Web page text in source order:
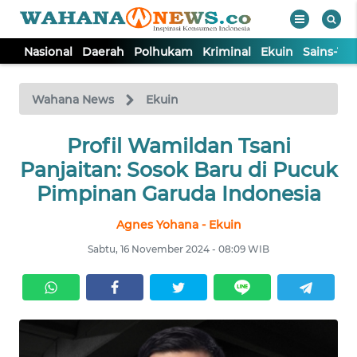
Nasional Daerah Polhukam Kriminal Ekuin Sains-
Wahana News Ekuin
Profil Wamildan Tsani
Panjaitan: Sosok Baru di Pucuk
Pimpinan Garuda Indonesia
Agnes Yohana - Ekuin
Sabtu, 16 November 2024 - 08:09 WIB
TV
Tutup
NASIONAL
DAERAH
KRIMINAL
EKUIN